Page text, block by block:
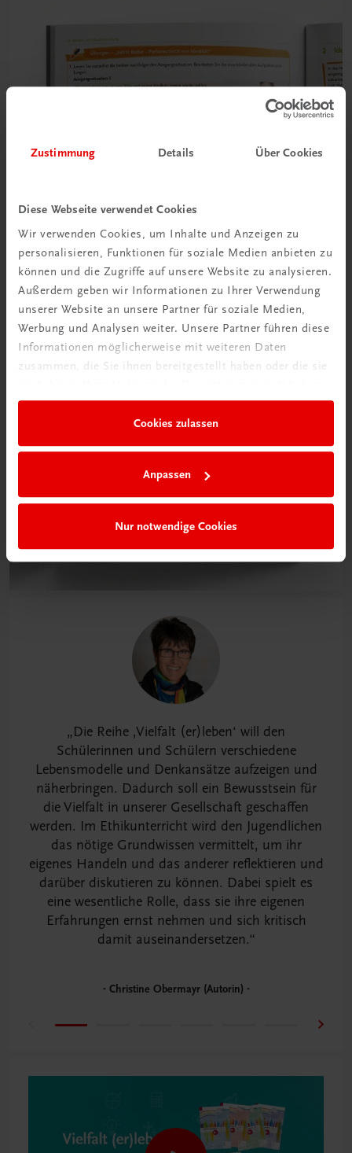
Zustimmung Details Über Cookies
Diese Webseite verwendet Cookies
Wir verwenden Cookies, um Inhalte und Anzeigen zu
personalisieren, Funktionen für soziale Medien anbieten zu
können und die Zugriffe auf unsere Website zu analysieren.
Außerdem geben wir Informationen zu Ihrer Verwendung
unserer Website an unsere Partner für soziale Medien,
Werbung und Analysen weiter. Unsere Partner führen diese
Informationen möglicherweise mit weiteren Daten
zusammen, die Sie ihnen bereitgestellt haben oder die sie
Cookies zulassen
Anpassen
Nur notwendige Cookies
Die Reihe ‚Vielfalt (er)leben‘ will den
Schülerinnen und Schülern verschiedene
Lebensmodelle und Denkansätze aufzeigen und
näherbringen. Dadurch soll ein Bewusstsein für
die Vielfalt in unserer Gesellschaft geschaffen
werden. Im Ethikunterricht wird den Jugendlichen
das nötige Grundwissen vermittelt, um ihr
eigenes Handeln und das anderer reflektieren und
darüber diskutieren zu können. Dabei spielt es
eine wesentliche Rolle, dass sie ihre eigenen
Erfahrungen ernst nehmen und sich kritisch
damit auseinandersetzen.
Christine Obermayr (Autorin)